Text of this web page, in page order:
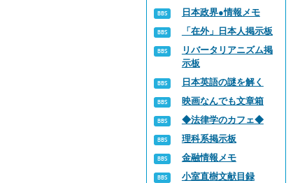
日本政界●情報メモ
「在外」日本人掲示板
リバータリアニズム掲
示板
日本英語の謎を解く
映画なんでも文章箱
◆法律学のカフェ◆
理科系掲示板
金融情報メモ
小室直樹文献目録